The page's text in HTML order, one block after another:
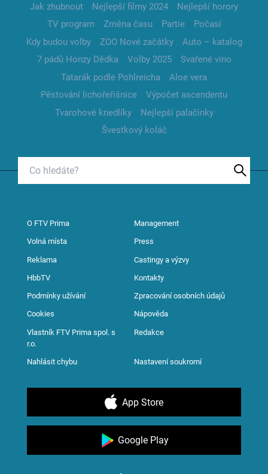
Jak zhubnout Nejlepší filmy 2024
Nejlepší horory
TV program
Změna času Partie
Počasí
Kdy budou volby
ZOO Nové začátky
Auto – katalog
7 pádů Honzy Dědka
Volby 2025
Svařené víno
Tatarák podle Pohlreicha
Aloe vera
Pěstování lichořeřišnice
Výpočet ascendentu
Tvarohové knedlíky
Nejlepší palačinky
Švestkový koláč
O FTV Prima Management
Volná místa Press
Reklama Castingy a výzvy
HbbTV Kontakty
Podmínky užívání Zpracování osobních údajů
Cookies Nápověda
Vlastník FTV Prima spol. s
r.o.
Redakce
Nahlásit chybu Nastavení soukromí
App Store
Google Play